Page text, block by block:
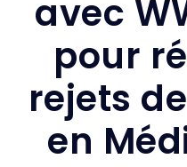
avec
pour
rejets
en